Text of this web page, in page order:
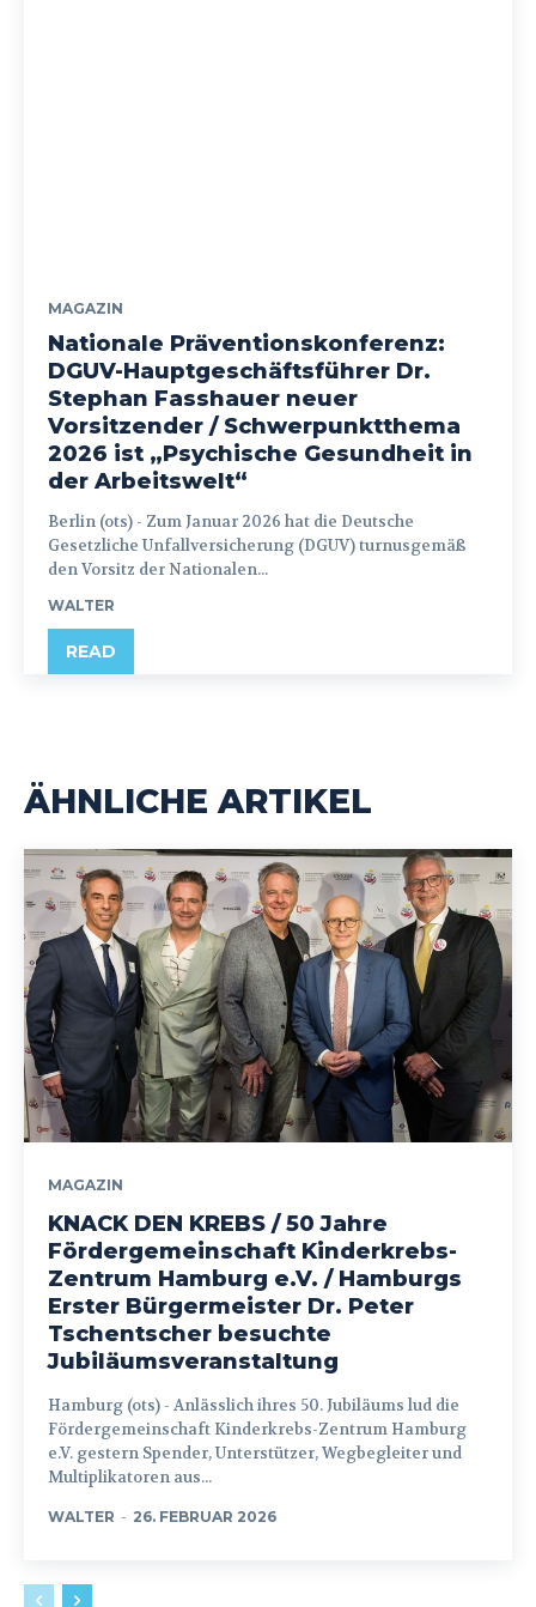
MAGAZIN
Nationale Präventionskonferenz:
DGUV-Hauptgeschäftsführer Dr.
Stephan Fasshauer neuer
Vorsitzender / Schwerpunktthema
2026 ist „Psychische Gesundheit in
der Arbeitswelt“
Berlin (ots) - Zum Januar 2026 hat die Deutsche
Gesetzliche Unfallversicherung (DGUV) turnusgemäß
den Vorsitz der Nationalen...
WALTER
READ
ÄHNLICHE ARTIKEL
MAGAZIN
KNACK DEN KREBS / 50 Jahre
Fördergemeinschaft Kinderkrebs-
Zentrum Hamburg e.V. / Hamburgs
Erster Bürgermeister Dr. Peter
Tschentscher besuchte
Jubiläumsveranstaltung
Hamburg (ots) - Anlässlich ihres 50. Jubiläums lud die
Fördergemeinschaft Kinderkrebs-Zentrum Hamburg
e.V. gestern Spender, Unterstützer, Wegbegleiter und
Multiplikatoren aus...
WALTER - 26. FEBRUAR 2026